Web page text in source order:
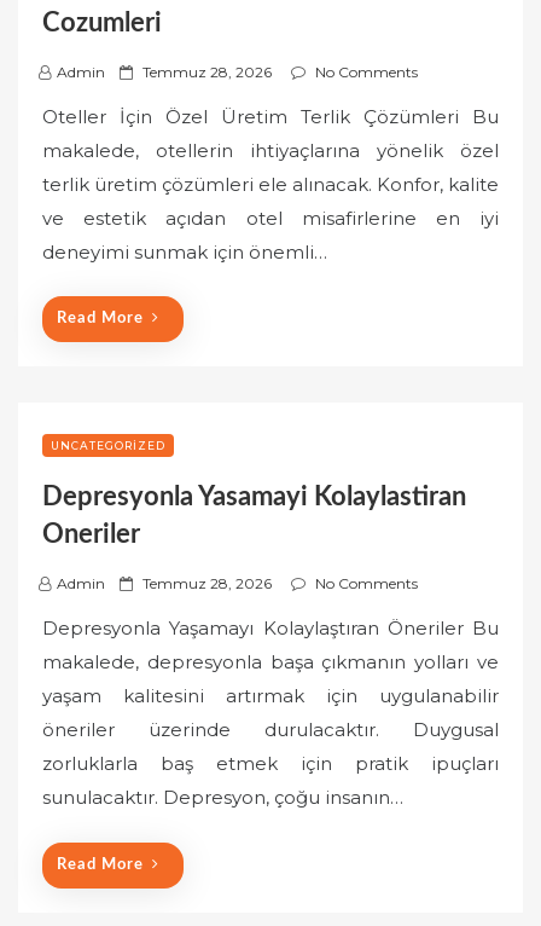
Cozumleri
Admin
P
s
t
e
d
Temmuz 28, 2026 No Comments
Oteller İçin Özel Üretim Terlik Çözümleri Bu
makalede, otellerin ihtiyaçlarına yönelik özel
terlik üretim çözümleri ele alınacak. Konfor, kalite
ve estetik açıdan otel misafirlerine en iyi
deneyimi sunmak için önemli…
Read More
UNCATEGORIZED
Depresyonla Yasamayi Kolaylastiran
Oneriler
Admin
P
s
t
e
o
Temmuz 28, 2026 No Comments
Depresyonla Yaşamayı Kolaylaştıran Öneriler Bu
makalede, depresyonla başa çıkmanın yolları ve
yaşam kalitesini artırmak için uygulanabilir
öneriler üzerinde durulacaktır. Duygusal
zorluklarla baş etmek için pratik ipuçları
sunulacaktır. Depresyon, çoğu insanın…
Read More